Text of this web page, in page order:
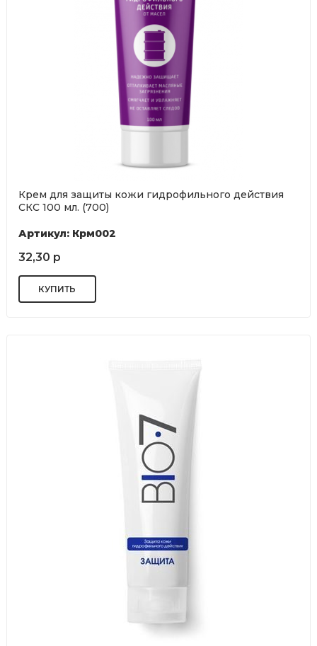
Крем для защиты кожи гидрофильного действия
СКС 100 мл. (700)
Артикул: Крм002
32,30 р